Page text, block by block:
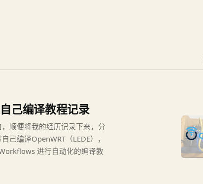
己编译教程记录
顺便将我的经历记录下来，分
己编译OpenWRT（LEDE），
进行自动化的编译教